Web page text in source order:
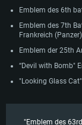
Arbeitsspeicher: 4GB
DirectX 11 fähige
660; die geringste
Netzwerk: Breitband-
Festplatte: 21,5 GB
Betriebssystem:
Grafikkarte: Intel Iris
Betriebssystem: Mac
Arbeitsspeicher: 4 GB
Grafikkarte: NVIDIA
Monate) /
Support
Netzwerk: Breitband-
Festplatte: 21,5 GB
Emblem des 6th
Emblem des 7th
Frankreich (Panzer)
Emblem der 25th
“Devil with Bomb"
"Looking Glass
"Emblem des